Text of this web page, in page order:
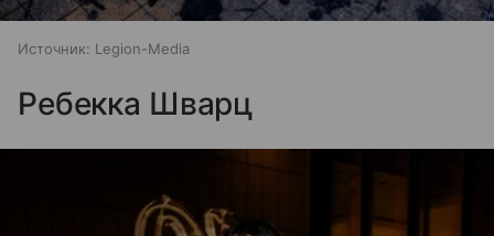
Источник: Legion-Media
Ребекка Шварц